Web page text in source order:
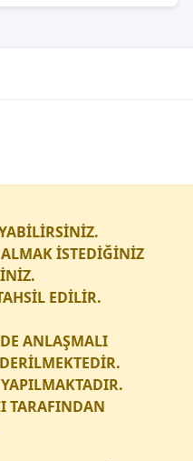
İSTEDİĞİNİZ
EDİLİR.
ANLAŞMALI
TARAFINDAN